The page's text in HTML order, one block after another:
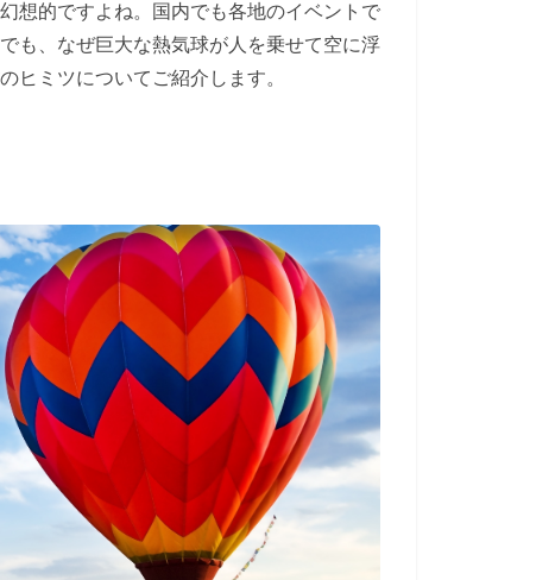
想的ですよね。国内でも各地のイベントで
も、なぜ巨大な熱気球が人を乗せて空に浮
ヒミツについてご紹介します。